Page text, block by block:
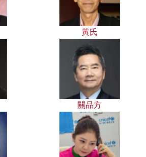
黃氏
關品方